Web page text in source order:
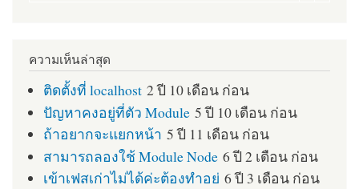
ความเห็นล่าสุด
ติดตั้งที่ localhost 2 ปี 10 เดือน ก่อน
ปัญหาคงอยู่ที่ตัว Module 5 ปี 10 เดือน ก่อน
ถ้าอยากจะแยกหน้า 5 ปี 11 เดือน ก่อน
สามารถลองใช้ Module Node 6 ปี 2 เดือน ก่อน
เข้าเฟสเก่าไม่ได้ค่ะต้องทำอย่ 6 ปี 3 เดือน ก่อน